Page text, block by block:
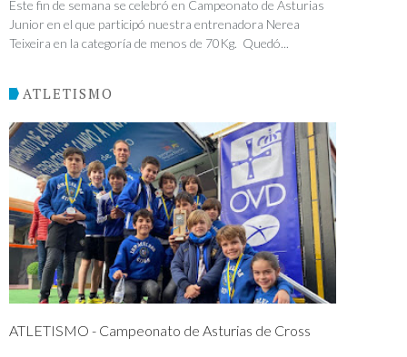
Este fin de semana se celebró en Campeonato de Asturias
Junior en el que participó nuestra entrenadora Nerea
Teixeira en la categoría de menos de 70Kg. Quedó...
ATLETISMO
ATLETISMO - Campeonato de Asturias de Cross